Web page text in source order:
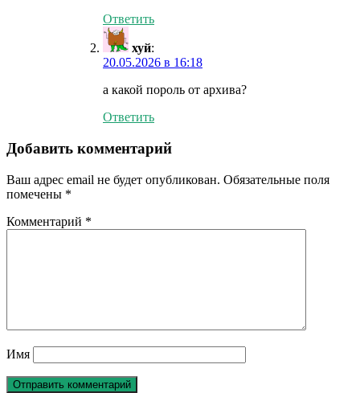
Ответить
хуй:
20.05.2026 в 16:18
а какой пороль от архива?
Ответить
Добавить комментарий
Ваш адрес email не будет опубликован. Обязательные поля
помечены *
Комментарий *
Имя